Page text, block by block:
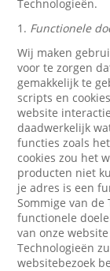
Technologieën.
1. Functionele
Wij maken
voor te zorgen
gemakkelijk te
scripts en
website
daadwerkelijk
functies zoals
cookies zou het
producten niet
je adres is een
Sommige van
functionele
van onze
Technologieën
websitebezoek